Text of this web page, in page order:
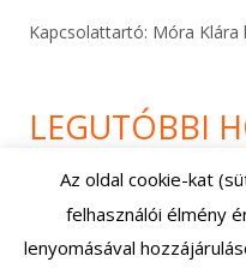
Kapcsolattartó: Móra Klára
LEGUTÓBBI
Footer
UsingTiny Framework •
Az oldal cookie-kat
felhasználói élmény
lenyomásával